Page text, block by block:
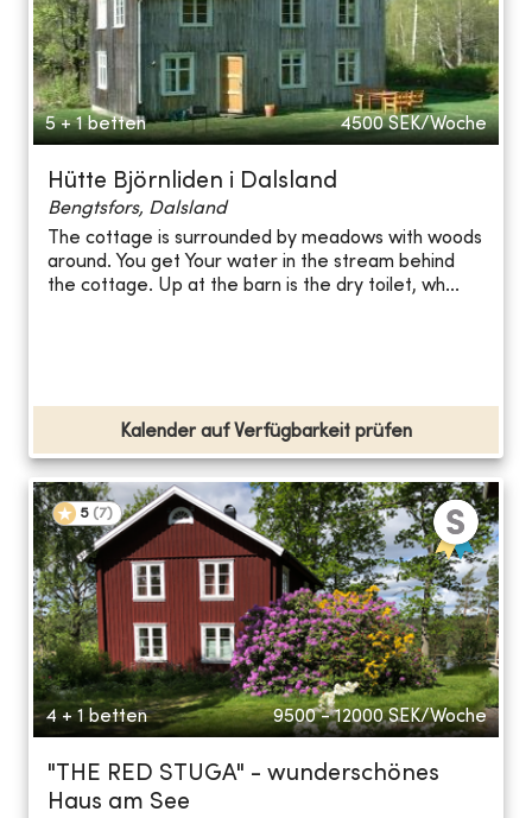
5 + 1 betten 4500 SEK/Woche
Hütte Björnliden i Dalsland
Bengtsfors, Dalsland
The cottage is surrounded by meadows with woods
around. You get Your water in the stream behind
the cottage. Up at the barn is the dry toilet, wh...
Kalender auf Verfügbarkeit prüfen
5 (7)
4 + 1 betten 9500 - 12000 SEK/Woche
"THE RED STUGA" - wunderschönes
Haus am See